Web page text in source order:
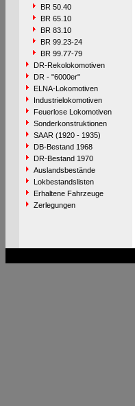
BR 50.40
BR 65.10
BR 83.10
BR 99.23-24
BR 99.77-79
DR-Rekolokomotiven
DR - "6000er"
ELNA-Lokomotiven
Industrielokomotiven
Feuerlose Lokomotiven
Sonderkonstruktionen
SAAR (1920 - 1935)
DB-Bestand 1968
DR-Bestand 1970
Auslandsbestände
Lokbestandslisten
Erhaltene Fahrzeuge
Zerlegungen